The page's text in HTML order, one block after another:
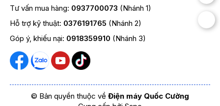
Tư vấn mua hàng: 0937700073 (Nhánh 1)
Hỗ trợ kỹ thuật: 0376191765 (Nhánh 2)
Góp ý, khiếu nại: 0918359910 (Nhánh 3)
© Bản quyền thuộc về Điện máy Quốc Cường